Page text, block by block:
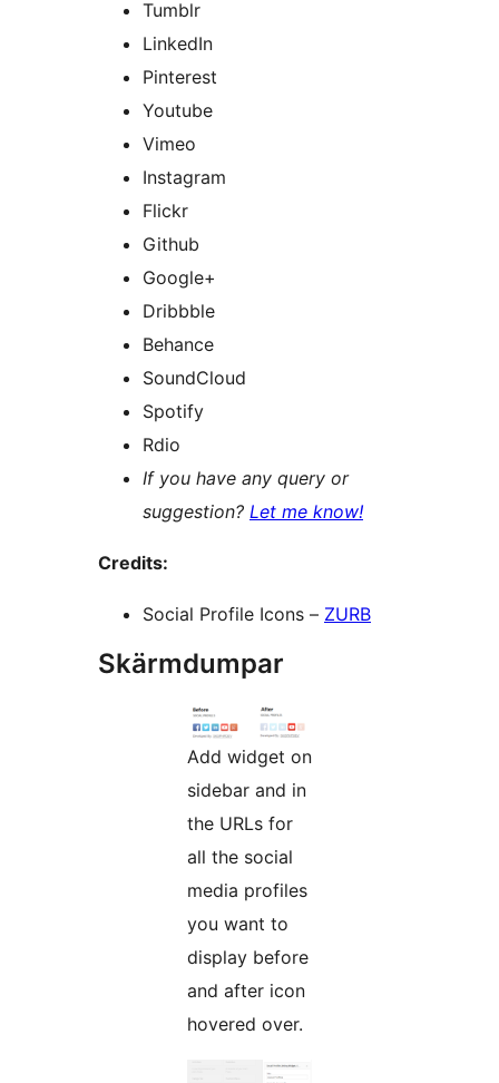
Tumblr
LinkedIn
Pinterest
Youtube
Vimeo
Instagram
Flickr
Github
Google+
Dribbble
Behance
SoundCloud
Spotify
Rdio
If you have any query or
suggestion? Let me know!
Credits:
Social Profile Icons – ZURB
Skärmdumpar
Add widget on
sidebar and in
the URLs for
all the social
media profiles
you want to
display before
and after icon
hovered over.